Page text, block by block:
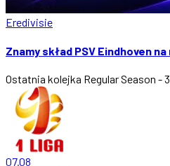
Eredivisie
Znamy skład PSV Eindhoven
Ostatnia kolejka Regular Season - 3
07.08